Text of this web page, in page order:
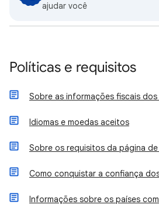
ajudar você
Políticas e requisitos
Sobre as informações fiscais
Idiomas e moedas aceitos
Sobre os requisitos da página
Como conquistar a confiança
Informações sobre os países